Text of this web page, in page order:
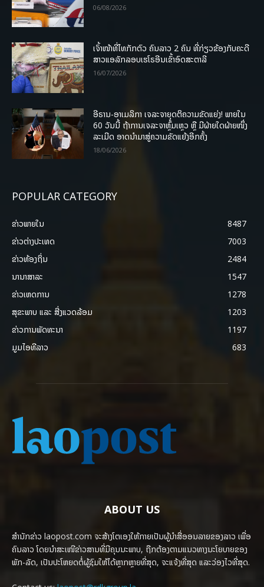
06/08/2026
ເຈົ້າໜ້າທີ່ໄທກັກຕົວ ຄົນລາວ 2 ຄົນ ທີ່ກ່ຽວຂ້ອງກັບຄະດີ
ສາວແອລັກລອບເຮໂຣອີນເຂົ້າອົດສະຕາລີ
16/07/2026
ອີຣານ-ອາເມລິກາ ເຈລະຈາຍຸດຕິຄວາມຂັດແຍ່ງ! ພາຍໃນ
60 ວັນນີ້ ຖ້າການເຈລະຈາຫຼົ້ມເຫຼວ ຫຼື ມີຝ່າຍໃດຝ່າຍໜຶ່ງ
ລະເມີດ ອາດນໍາມາສູ່ຄວາມຂັດແຍ້ງອີກຄັ້ງ
18/06/2026
POPULAR CATEGORY
ຂ່າວພາຍ​ໃນ
8487
ຂ່າວຕ່າງປະເທດ
7003
ຂ່າວທ້ອງຖິ່ນ
2484
ນານາສາລະ
1547
ຂ່າວເຫດການ
1278
ສຸຂະພາບ ແລະ ສີ່ງແວດລ້ອມ
1203
ຂ່າວການພັດທະນາ
1197
ມູມໄອທີລາວ
683
ABOUT US
ສຳນັກຂ່າວ laopost.com ຈະສ້າງໂຕເອງໃຫ້ກາຍເປັນຜູ້ນຳສື່ອອນລາຍຂອງລາວ ເພື່ອ
ຄົນລາວ ໂດຍນຳສະເໜີຂ່າວສານທີ່ມີຄຸນນະພາບ, ຖືກຕ້ອງຕາມແນວທາງນະໂຍບາຍຂອງ
ພັກ-ລັດ, ເປັນປະໂຫຍດຕໍ່ຜູ້ຊົມໃຫ້ໄດ້ຫຼາກຫຼາຍທີ່ສຸດ, ຈະແຈ້ງທີ່ສຸດ ແລະວ່ອງໄວທີ່ສຸດ.